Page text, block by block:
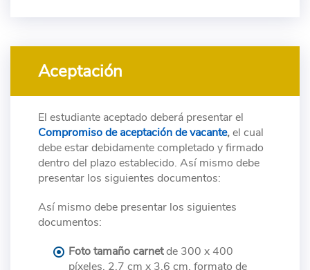
Aceptación
El estudiante aceptado deberá presentar el
Compromiso de aceptación de vacante,el cual
debe estar debidamente completado y firmado
dentro del plazo establecido. Así mismo debe
presentar los siguientes documentos:
Así mismo debe presentar los siguientes
documentos:
Foto tamaño carnetde 300 x 400
píxeles, 2.7 cm x 3.6 cm, formato de